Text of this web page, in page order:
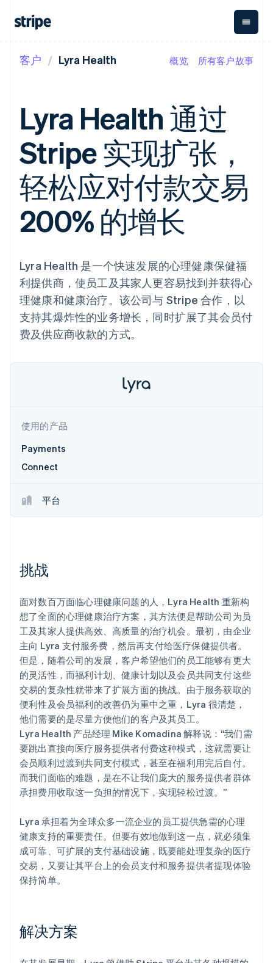
支付
Managed
Payments
方案
Payment links
无代码支付
Checkout
面
Elements
methods
接入 125+ 种支
付方式
Terminal
线下支付
Authorization
Boost
支付成功率优
Link
营收
经常性收入
Metronome
按用量计费
Subscriptions
订阅管理
Invoicing
一次性或定期
账单
Tax
销售税和增值
税自动化
会计自动化
Stripe Sigma
自定义报告
Data Pipeline
数据同步
资金管
Global
Payouts
向第三
方打款
Crypto
钱包、
稳定币
发行和
平台
更多
了解未来规划
Radar
Atlas
Stripe Sessions 2026
了解 Stripe 如何为 AI 构建经济基础设施。
立即观看
按企业阶段
按应用场景
智能体商务
加密货币
电子商务
嵌入式金融
财务自动化
全球化企业
应用内支付
资金管理
平台
SaaS
按行业
酒店、旅游与休闲
文档
库与 SDK
Stripe Apps
指南
接受线上付款
实施预置结账流程
构建平台或交易市场
管理订阅
提供按用量计费
通过智能体配置和管理服
务
资源
API 状态
学习
指南
支持
获取支持
托管支持方案
专业服务
产品路线图
Sessions 年度大会
招聘
资讯中心
Stripe Press
联系销售
客户 Lyra Health 概览 所有客户故事
Lyra Health 通过
Stripe 实现扩张，
轻松应对付款交易
200% 的增长
Lyra Health 是一个快速发展的心理健康保健福
利提供商，使员工及其家人更容易找到并获得心
理健康和健康治疗。该公司与 Stripe 合作，以
支持其爆炸性的业务增长，同时扩展了其会员付
费及供应商收款的方式。
使用的产品
Payments
Connect
平台
挑战
面对数百万面临心理健康问题的人，Lyra Health 重新构
想了全面的心理健康治疗方案，其方法便是帮助公司为员
工及其家人提供高效、高质量的治疗机会。最初，由企业
主向 Lyra 支付服务费，然后再支付给医疗保健提供者。
但是，随着公司的发展，客户希望他们的员工能够有更大
的灵活性，而福利计划、健康计划以及会员共同支付这些
交易的复杂性就带来了扩展方面的挑战。由于服务获取的
便利性及会员福利的改善仍为重中之重，Lyra 很清楚，
他们需要的是尽量方便他们的客户及其员工。
Lyra Health 产品经理 Mike Komadina 解释说：“我们需
要跳出直接向医疗服务提供者付费这种模式，这就需要让
会员顺利过渡到共同支付模式，甚至在福利用完后自付。
而我们面临的难题，是在不让我们庞大的服务提供者群体
承担费用收取这一负担的情况下，实现轻松过渡。”
Lyra 承担着为全球众多一流企业的员工提供急需的心理
健康支持的重要责任。但要有效地做到这一点，就必须集
成可靠、可扩展的支付基础设施，既要能处理复杂的医疗
交易，又要让其平台上的会员支付和服务提供者提现体验
保持简单。
解决方案